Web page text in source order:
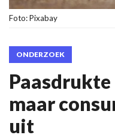
Foto: Pixabay
ONDERZOEK
maar
uit